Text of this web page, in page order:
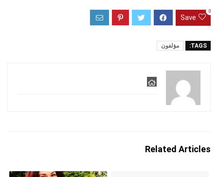
Save
0
TAGS: مؤلفون
Related Articles